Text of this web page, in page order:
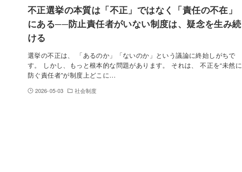
不正選挙の本質は「不正」ではなく「責任の不在」
にある──防止責任者がいない制度は、疑念を生み続
ける
選挙の不正は、 「あるのか」「ないのか」という議論に終始しがちで
す。 しかし、もっと根本的な問題があります。 それは、 不正を“未然に
防ぐ責任者”が制度上どこに…
2026-05-03 社会制度